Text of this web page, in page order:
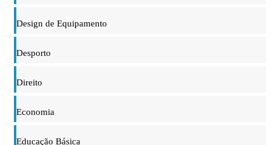
Design de Equipamento
Desporto
Direito
Economia
Educação Básica